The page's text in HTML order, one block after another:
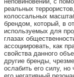
реальных
колоссальных
брендом, который, в
используемых для
глазах
ассоциировать, как
свойства данного
другие бренды,
ослабить его силу, но